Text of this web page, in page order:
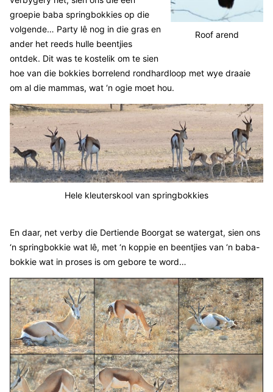
Roof arend
groepie baba springbokkies op die
volgende… Party lê nog in die gras en
ander het reeds hulle beentjies
ontdek. Dit was te kostelik om te sien
hoe van die bokkies borrelend rondhardloop met wye draaie
om al die mammas, wat ‘n ogie moet hou.
Hele kleuterskool van springbokkies
En daar, net verby die Dertiende Boorgat se watergat, sien ons
‘n springbokkie wat lê, met ‘n koppie en beentjies van ‘n baba-
bokkie wat in proses is om gebore te word…